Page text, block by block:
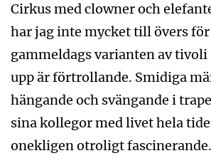
Cirkus med clowner och
har jag inte mycket till övers
gammeldags varianten av tivoli
upp är förtrollande. Smidiga
hängande och svängande i
sina kollegor med livet hela
onekligen otroligt fascinerande.